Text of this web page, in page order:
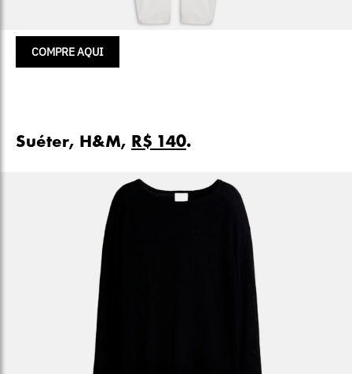
COMPRE AQUI
Suéter, H&M, R$ 140.